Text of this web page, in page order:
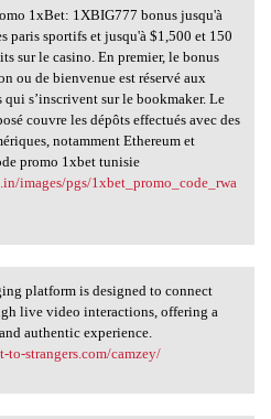
1xBet: 1XBIG777
1xBet: 1XBIG777 bonus jusqu'à
paris sportifs et jusqu'à $1,500 et 150
sur le casino. En premier, le bonus
ou de bienvenue est réservé aux
s’inscrivent sur le bookmaker. Le
couvre les dépôts effectués avec des
notamment Ethereum et
promo 1xbet tunisie
images/pgs/1xbet_promo_code_rwa
platform is
platform is designed to connect
live video interactions, offering a
authentic experience.
to-strangers.com/camzey/